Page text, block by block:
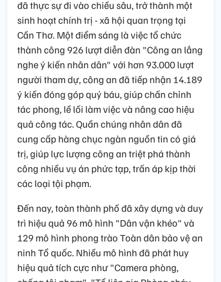
đã thực sự đi vào chiều sâu, trở thành một
sinh hoạt chính trị - xã hội quan trọng tại
Cần Thơ. Một điểm sáng là việc tổ chức
thành công 926 lượt diễn đàn "Công an lắng
nghe ý kiến nhân dân" với hơn 93.000 lượt
người tham dự, công an đã tiếp nhận 14.189
ý kiến đóng góp quý báu, giúp chấn chỉnh
tác phong, lề lối làm việc và nâng cao hiệu
quả công tác. Quần chúng nhân dân đã
cung cấp hàng chục ngàn nguồn tin có giá
trị, giúp lực lượng công an triệt phá thành
công nhiều vụ án phức tạp, trấn áp kịp thời
các loại tội phạm.
Đến nay, toàn thành phố đã xây dựng và duy
trì hiệu quả 96 mô hình "Dân vận khéo" và
129 mô hình phong trào Toàn dân bảo vệ an
ninh Tổ quốc. Nhiều mô hình đã phát huy
hiệu quả tích cực như "Camera phòng,